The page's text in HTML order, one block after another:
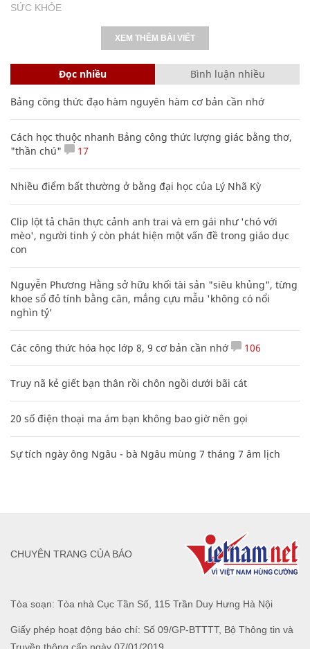
SỨC KHỎE
XEM THÊM BÀI VIẾT
Đọc nhiều Bình luận nhiều
Bảng công thức đạo hàm nguyên hàm cơ bản cần nhớ
Cách học thuộc nhanh Bảng công thức lượng giác bằng thơ,
"thần chú"
17
Nhiều điểm bất thường ở bằng đại học của Lý Nhã Kỳ
Clip lột tả chân thực cảnh anh trai và em gái như 'chó với
mèo', người tinh ý còn phát hiện một vấn đề trong giáo dục
con
Nguyễn Phương Hằng sở hữu khối tài sản "siêu khủng", từng
khoe sổ đỏ tính bằng cân, mắng cựu mẫu 'không có nổi
nghìn tỷ'
Các công thức hóa học lớp 8, 9 cơ bản cần nhớ 106
Truy nã kẻ giết bạn thân rồi chôn ngồi dưới bãi cát
20 số điện thoại ma ám bạn không bao giờ nên gọi
Sự tích ngày ông Ngâu - bà Ngâu mùng 7 tháng 7 âm lịch
Tòa soạn: Tòa nhà Cục Tần Số, 115 Trần Duy Hưng Hà Nội
Giấy phép hoạt động báo chí: Số 09/GP-BTTTT, Bộ Thông tin và
CHUYÊN TRANG CỦA BÁO